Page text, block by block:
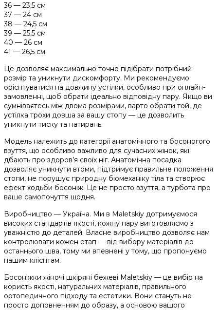
36 — 23,5 см
37 — 24 см
38 — 24,5 см
39 — 25,5 см
40 — 26 см
41 — 26,5 см
Це дозволяє максимально точно підібрати потрібний
розмір та уникнути дискомфорту. Ми рекомендуємо
орієнтуватися на довжину устілки, особливо при онлайн-
замовленні, щоб обрати ідеально відповідну пару. Якщо ви
сумніваєтесь між двома розмірами, варто обрати той, де
устілка трохи довша за вашу стопу — це дозволить
уникнути тиску та натирань.
Модель належить до категорії анатомічного та босоногого
взуття, що особливо важливо для сучасних жінок, які
дбають про здоров’я своїх ніг. Анатомічна посадка
дозволяє уникнути втоми, підтримує правильне положення
стопи, не порушує природну біомеханіку тіла та створює
ефект ходьби босоніж. Це не просто взуття, а турбота про
ваше самопочуття щодня.
Виробництво — Україна. Ми в Maletskiy дотримуємося
високих стандартів якості, кожну пару виготовляємо з
уважністю до деталей. Власне виробництво дозволяє нам
контролювати кожен етап — від вибору матеріалів до
останнього шва, тому ми впевнені у тому, що пропонуємо
нашим клієнтам.
Босоніжки жіночі шкіряні бежеві Maletskiy — це вибір на
користь якості, натуральних матеріалів, правильного
ортопедичного підходу та естетики. Вони стануть не
просто доповненням до образу, а основою вашого